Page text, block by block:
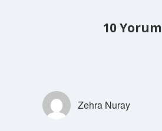
10 Yorum
Zehra Nuray